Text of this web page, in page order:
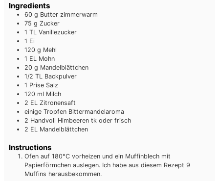
Ingredients
60 g Butter zimmerwarm
75 g Zucker
1 TL Vanillezucker
1 Ei
120 g Mehl
1 EL Mohn
20 g Mandelblättchen
1/2 TL Backpulver
1 Prise Salz
120 ml Milch
2 EL Zitronensaft
einige Tropfen Bittermandelaroma
2 Handvoll Himbeeren tk oder frisch
2 EL Mandelblättchen
Instructions
Ofen auf 180°C vorheizen und ein Muffinblech mit
Papierförmchen auslegen. Ich habe aus diesem Rezept 9
Muffins herausbekommen.